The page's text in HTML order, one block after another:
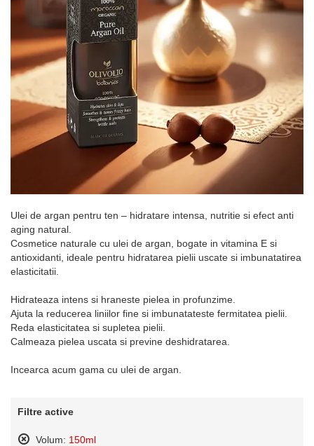
Ulei de argan pentru ten – hidratare intensa, nutritie si efect anti
aging natural.
Cosmetice naturale cu ulei de argan, bogate in vitamina E si
antioxidanti, ideale pentru hidratarea pielii uscate si imbunatatirea
elasticitatii.
Hidrateaza intens si hraneste pielea in profunzime.
Ajuta la reducerea liniilor fine si imbunatateste fermitatea pielii.
Reda elasticitatea si supletea pielii.
Calmeaza pielea uscata si previne deshidratarea.
Incearca acum gama cu ulei de argan.
Filtre active
Volum: 150ml